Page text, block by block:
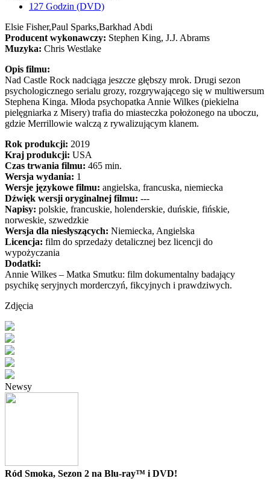
127 Godzin (DVD)
Elsie Fisher,Paul Sparks,Barkhad Abdi
Producent wykonawczy: Stephen King, J.J. Abrams
Muzyka: Chris Westlake
Opis filmu:
Nad Castle Rock nadciąga jeszcze głębszy mrok. Drugi sezon
psychologicznego serialu grozy, rozgrywającego się w multiwersum
Stephena Kinga. Młoda psychopatka Annie Wilkes (piekielna
pielęgniarka z Misery) trafia do miasteczka położonego na uboczu,
gdzie Merrillowie walczą z rywalizującym klanem.
Rok produkcji: 2019
Kraj produkcji: USA
Czas trwania filmu: 465 min.
Wersja wydania: 1
Wersje językowe filmu: angielska, francuska, niemiecka
Dźwięk wersji oryginalnej filmu: ---
Napisy: polskie, francuskie, holenderskie, duńskie, fińskie,
norweskie, szwedzkie
Wersja dla niesłyszących: Niemiecka, Angielska
Licencja: film do sprzedaży detalicznej bez licencji do
wypożyczania
Dodatki:
Annie Wilkes – Matka Smutku: film dokumentalny badający
psychikę seryjnych morderczyń, fikcyjnych i prawdziwych.
Zdjęcia
Newsy
Ród Smoka, Sezon 2 na Blu-ray™ i DVD!